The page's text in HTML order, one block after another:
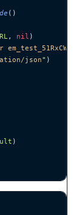
()
, nil )
json" )
)